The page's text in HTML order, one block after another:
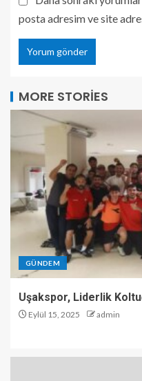
posta adresim ve site
MORE STORIES
GÜNDEM
Uşakspor, Liderlik
Eylül 15, 2025 admin